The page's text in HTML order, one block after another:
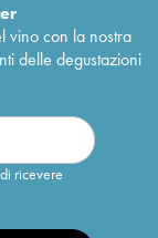
vino con la nostra
delle degustazioni
ricevere